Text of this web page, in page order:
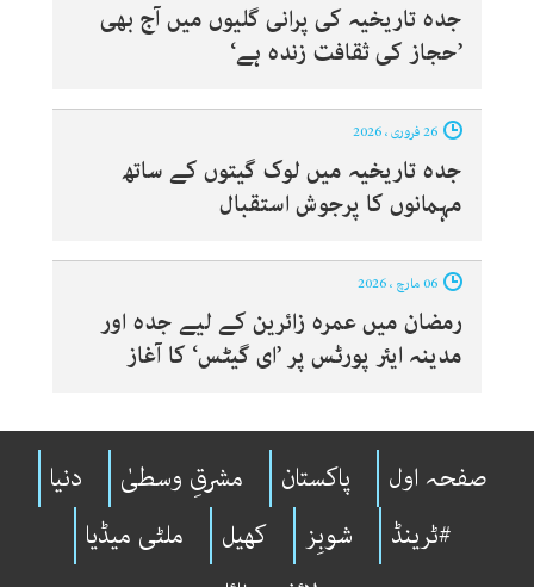
جدہ تاریخیہ کی پرانی گلیوں میں آج بھی
’حجاز کی ثقافت زندہ ہے‘
جدہ تاریخیہ میں لوک گیتوں کے ساتھ
مہمانوں کا پرجوش استقبال
رمضان میں عمرہ زائرین کے لیے جدہ اور
مدینہ ایئر پورٹس پر ’ای گیٹس‘ کا آغاز
صفحہ اول پاکستان مشرقِ وسطیٰ
دنیا
#ٹرینڈ
شوبِز کھیل
ملٹی میڈیا